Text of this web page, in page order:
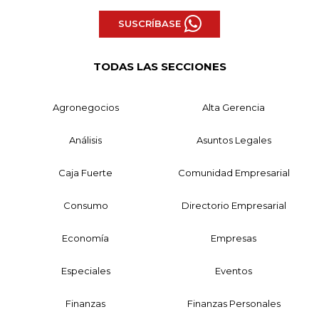
SUSCRÍBASE
TODAS LAS SECCIONES
Agronegocios Alta Gerencia
Análisis Asuntos Legales
Caja Fuerte Comunidad Empresarial
Consumo Directorio Empresarial
Economía Empresas
Especiales Eventos
Finanzas Finanzas Personales